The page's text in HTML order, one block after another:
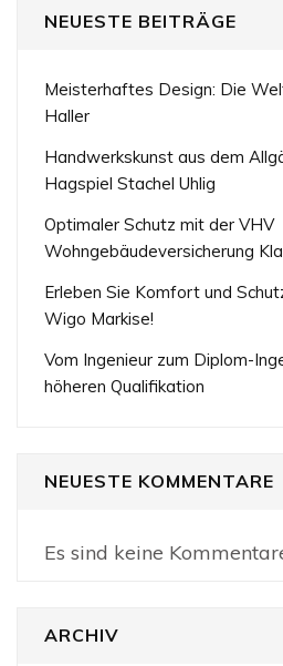
NEUESTE BEITRÄGE
Meisterhaftes Design: Die
Haller
Handwerkskunst aus dem
Hagspiel Stachel Uhlig
Optimaler Schutz mit der VHV
Wohngebäudeversicherung
Erleben Sie Komfort und
Wigo Markise!
Vom Ingenieur zum Diplom-
höheren Qualifikation
NEUESTE KOMMENTARE
Es sind keine
ARCHIV